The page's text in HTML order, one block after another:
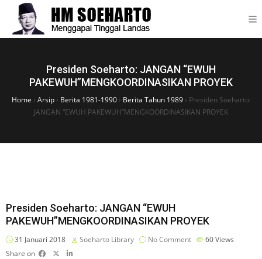
Presiden Soeharto: JANGAN “EWUH
PAKEWUH”MENGKOORDINASIKAN PROYEK
Home › Arsip› Berita 1981-1990› Berita Tahun 1989› Presiden Soeharto:
JANGAN “EWUH PAKEWUH”MENGKOORDINASIKAN PROYEK
Presiden Soeharto: JANGAN “EWUH
PAKEWUH”MENGKOORDINASIKAN PROYEK
31 Januari 2018 Soeharto Library No Comment 60Views
Share on